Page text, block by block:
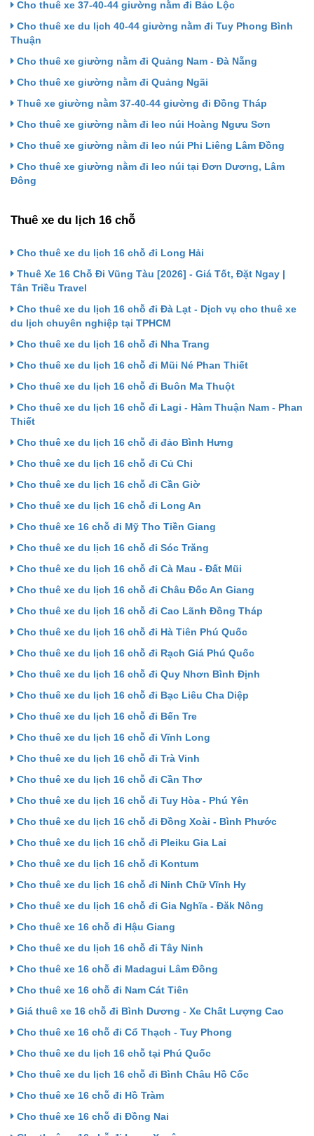
Cho thuê xe 37-40-44 giường nằm đi Bảo Lộc
Cho thuê xe du lịch 40-44 giường nằm đi Tuy Phong Bình
Thuận
Cho thuê xe giường nằm đi Quảng Nam - Đà Nẵng
Cho thuê xe giường nằm đi Quảng Ngãi
Thuê xe giường nằm 37-40-44 giường đi Đồng Tháp
Cho thuê xe giường nằm đi leo núi Hoàng Ngưu Sơn
Cho thuê xe giường nằm đi leo núi Phi Liêng Lâm Đồng
Cho thuê xe giường nằm đi leo núi tại Đơn Dương, Lâm
Đông
Thuê xe du lịch 16 chỗ
Cho thuê xe du lịch 16 chỗ đi Long Hải
Thuê Xe 16 Chỗ Đi Vũng Tàu [2026] - Giá Tốt, Đặt Ngay |
Tân Triều Travel
Cho thuê xe du lịch 16 chỗ đi Đà Lạt - Dịch vụ cho thuê xe
du lịch chuyên nghiệp tại TPHCM
Cho thuê xe du lịch 16 chỗ đi Nha Trang
Cho thuê xe du lịch 16 chỗ đi Mũi Né Phan Thiết
Cho thuê xe du lịch 16 chỗ đi Buôn Ma Thuột
Cho thuê xe du lịch 16 chỗ đi Lagi - Hàm Thuận Nam - Phan
Thiết
Cho thuê xe du lịch 16 chỗ đi đảo Bình Hưng
Cho thuê xe du lịch 16 chỗ đi Củ Chi
Cho thuê xe du lịch 16 chỗ đi Cần Giờ
Cho thuê xe du lịch 16 chỗ đi Long An
Cho thuê xe 16 chỗ đi Mỹ Tho Tiền Giang
Cho thuê xe du lịch 16 chỗ đi Sóc Trăng
Cho thuê xe du lịch 16 chỗ đi Cà Mau - Đất Mũi
Cho thuê xe du lịch 16 chỗ đi Châu Đốc An Giang
Cho thuê xe du lịch 16 chỗ đi Cao Lãnh Đồng Tháp
Cho thuê xe du lịch 16 chỗ đi Hà Tiên Phú Quốc
Cho thuê xe du lịch 16 chỗ đi Rạch Giá Phú Quốc
Cho thuê xe du lịch 16 chỗ đi Quy Nhơn Bình Định
Cho thuê xe du lịch 16 chỗ đi Bạc Liêu Cha Diệp
Cho thuê xe du lịch 16 chỗ đi Bến Tre
Cho thuê xe du lịch 16 chỗ đi Vĩnh Long
Cho thuê xe du lịch 16 chỗ đi Trà Vinh
Cho thuê xe du lịch 16 chỗ đi Cần Thơ
Cho thuê xe du lịch 16 chỗ đi Tuy Hòa - Phú Yên
Cho thuê xe du lịch 16 chỗ đi Đồng Xoài - Bình Phước
Cho thuê xe du lịch 16 chỗ đi Pleiku Gia Lai
Cho thuê xe du lịch 16 chỗ đi Kontum
Cho thuê xe du lịch 16 chỗ đi Ninh Chữ Vĩnh Hy
Cho thuê xe du lịch 16 chỗ đi Gia Nghĩa - Đăk Nông
Cho thuê xe 16 chỗ đi Hậu Giang
Cho thuê xe du lịch 16 chỗ đi Tây Ninh
Cho thuê xe 16 chỗ đi Madagui Lâm Đồng
Cho thuê xe 16 chỗ đi Nam Cát Tiên
Giá thuê xe 16 chỗ đi Bình Dương - Xe Chất Lượng Cao
Cho thuê xe 16 chỗ đi Cổ Thạch - Tuy Phong
Cho thuê xe du lịch 16 chỗ tại Phú Quốc
Cho thuê xe du lịch 16 chỗ đi Bình Châu Hồ Cốc
Cho thuê xe 16 chỗ đi Hồ Tràm
Cho thuê xe 16 chỗ đi Đồng Nai